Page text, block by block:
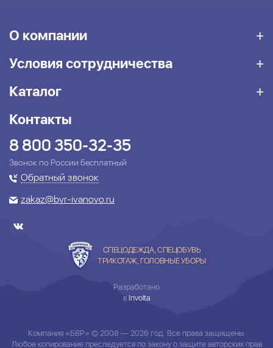
О компании
Условия сотрудничества
Каталог
Контакты
8 800 350-32-35
Звонок по России бесплатный
Обратный звонок
zakaz@bvr-ivanovo.ru
СПЕЦОДЕЖДА, СПЕЦОБУВЬ
ТРИКОТАЖ, ГОЛОВНЫЕ УБОРЫ
Разработано
в Involta
Компания «БВР» © 2008 — 2026 год. Все права защищены.
Любое копирование преследуется по закону о защите авторских прав